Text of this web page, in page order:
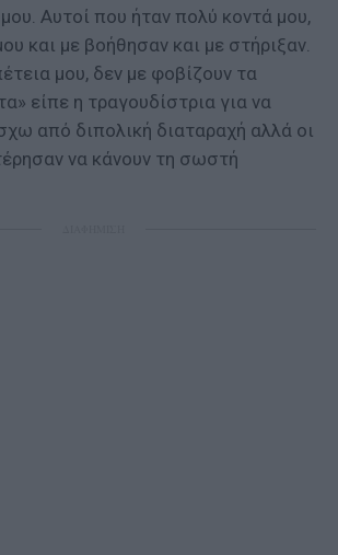
Αυτοί που ήταν πολύ κοντά μου,
και με βοήθησαν και με στήριξαν.
μου, δεν με φοβίζουν τα
είπε η τραγουδίστρια για να
από διπολική διαταραχή αλλά οι
να κάνουν τη σωστή